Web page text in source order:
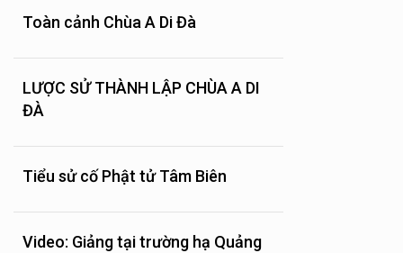
Toàn cảnh Chùa A Di Đà
LƯỢC SỬ THÀNH LẬP CHÙA A DI
ĐÀ
Tiểu sử cố Phật tử Tâm Biên
Video: Giảng tại trường hạ Quảng